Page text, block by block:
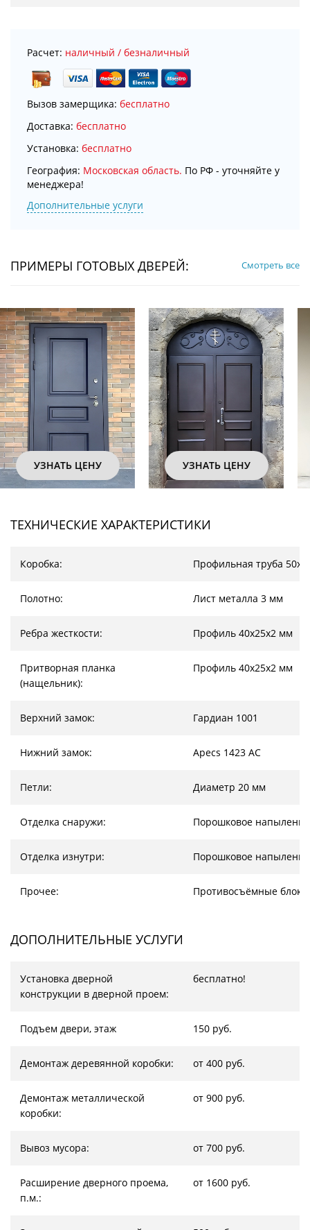
Расчет: наличный / безналичный
Вызов замерщика: бесплатно
Доставка: бесплатно
Установка: бесплатно
География: Московская область. По РФ - уточняйте у
менеджера!
Дополнительные услуги
ПРИМЕРЫ ГОТОВЫХ ДВЕРЕЙ: Смотреть все
УЗНАТЬ ЦЕНУ УЗНАТЬ ЦЕНУ
ТЕХНИЧЕСКИЕ ХАРАКТЕРИСТИКИ
Коробка: Профильная труба
Полотно: Лист металла 3 мм
Ребра жесткости: Профиль 40х25х2 мм
Притворная планка
(нащельник):
Профиль 40х25х2 мм
Верхний замок: Гардиан 1001
Нижний замок: Apecs 1423 AC
Петли: Диаметр 20 мм
Отделка снаружи: Порошковое напыление
Отделка изнутри: Порошковое напыление
Прочее: Противосъёмные
ДОПОЛНИТЕЛЬНЫЕ УСЛУГИ
Установка дверной
конструкции в дверной проем:
бесплатно!
Подъем двери, этаж 150 руб.
Демонтаж деревянной коробки: от 400 руб.
Демонтаж металлической
коробки:
от 900 руб.
Вывоз мусора: от 700 руб.
Расширение дверного проема,
п.м.:
от 1600 руб.